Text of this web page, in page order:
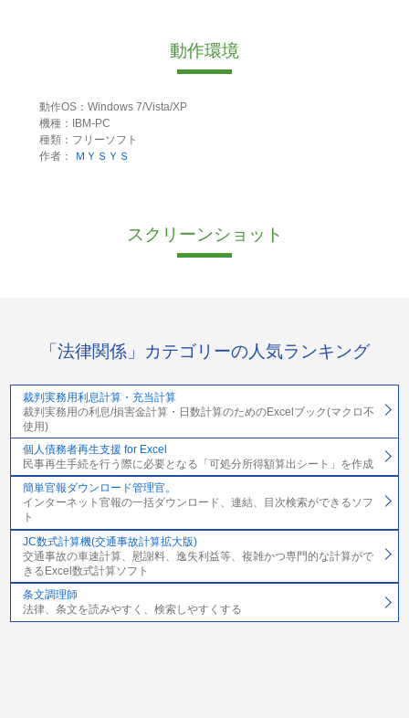
動作環境
動作OS：Windows 7/Vista/XP
機種：IBM-PC
種類：フリーソフト
作者：
ＭＹＳＹＳ
スクリーンショット
「法律関係」カテゴリーの人気ランキング
裁判実務用利息計算・充当計算
裁判実務用の利息/損害金計算・日数計算のためのExcelブック(マクロ不
使用)
個人債務者再生支援 for Excel
民事再生手続を行う際に必要となる「可処分所得額算出シート」を作成
簡単官報ダウンロード管理官。
インターネット官報の一括ダウンロード、連結、目次検索ができるソフ
ト
JC数式計算機(交通事故計算拡大版)
交通事故の車速計算、慰謝料、逸失利益等、複雑かつ専門的な計算がで
きるExcel数式計算ソフト
条文調理師
法律、条文を読みやすく、検索しやすくする